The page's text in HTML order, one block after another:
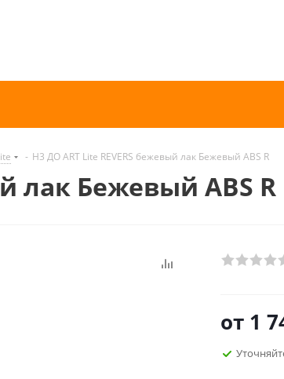
- H3 ДО ART Lite REVERS бежевый лак Бежевый ABS R
лак Бежевый ABS R
от 1